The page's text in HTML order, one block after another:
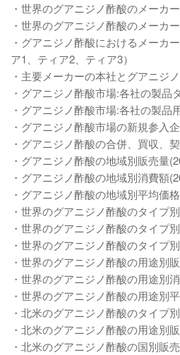
・世界のグアニジノ酢酸のメーカ
・世界のグアニジノ酢酸のメーカ
・グアニジノ酢酸におけるメーカ
ア1、ティア2、ティア3）
・主要メーカーの本社とグアニジ
・グアニジノ酢酸市場:各社の製品
・グアニジノ酢酸市場:各社の製品
・グアニジノ酢酸市場の新規参入
・グアニジノ酢酸の合併、買収、
・グアニジノ酢酸の地域別販売量
・グアニジノ酢酸の地域別消費額
・グアニジノ酢酸の地域別平均価
・世界のグアニジノ酢酸のタイプ
・世界のグアニジノ酢酸のタイプ
・世界のグアニジノ酢酸のタイプ
・世界のグアニジノ酢酸の用途別
・世界のグアニジノ酢酸の用途別
・世界のグアニジノ酢酸の用途別
・北米のグアニジノ酢酸のタイプ
・北米のグアニジノ酢酸の用途別
・北米のグアニジノ酢酸の国別販